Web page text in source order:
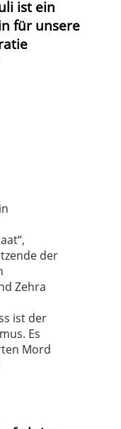
ist ein
für unsere
der
Zehra
ist der
Es
Mord